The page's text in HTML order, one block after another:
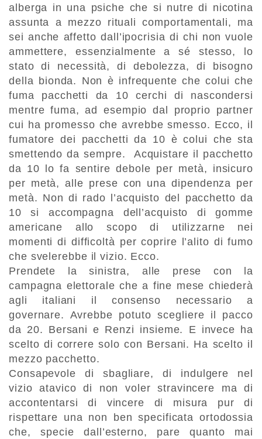
alberga in una psiche che si nutre di nicotina
assunta a mezzo rituali comportamentali, ma
sei anche affetto dall’ipocrisia di chi non vuole
ammettere, essenzialmente a sé stesso, lo
stato di necessità, di debolezza, di bisogno
della bionda. Non è infrequente che colui che
fuma pacchetti da 10 cerchi di nascondersi
mentre fuma, ad esempio dal proprio partner
cui ha promesso che avrebbe smesso. Ecco, il
fumatore dei pacchetti da 10 è colui che sta
smettendo da sempre. Acquistare il pacchetto
da 10 lo fa sentire debole per metà, insicuro
per metà, alle prese con una dipendenza per
metà. Non di rado l’acquisto del pacchetto da
10 si accompagna dell’acquisto di gomme
americane allo scopo di utilizzarne nei
momenti di difficoltà per coprire l’alito di fumo
che svelerebbe il vizio. Ecco.
Prendete la sinistra, alle prese con la
campagna elettorale che a fine mese chiederà
agli italiani il consenso necessario a
governare. Avrebbe potuto scegliere il pacco
da 20. Bersani e Renzi insieme. E invece ha
scelto di correre solo con Bersani. Ha scelto il
mezzo pacchetto.
Consapevole di sbagliare, di indulgere nel
vizio atavico di non voler stravincere ma di
accontentarsi di vincere di misura pur di
rispettare una non ben specificata ortodossia
che, specie dall’esterno, pare quanto mai